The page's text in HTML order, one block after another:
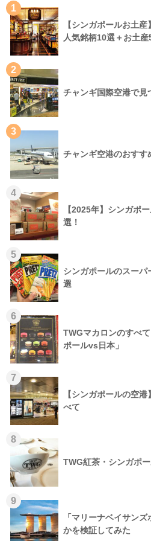
1
【シンガポールお土
人気銘柄10選＋お土産
2
チャンギ国際空港で見
3
チャンギ空港のおすす
4
【2025年】シンガポ
選！
5
シンガポールのスー
選
6
TWGマカロンのすべ
ポールvs日本」
7
【シンガポールの空
べて
8
TWG紅茶・シンガポ
9
「マリーナベイサン
かを検証してみた